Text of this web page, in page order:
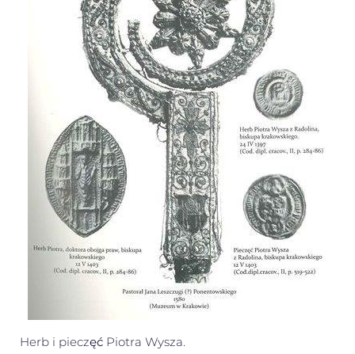
Herb i pieczęć Piotra Wysza.